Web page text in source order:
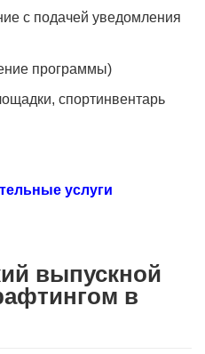
с подачей уведомления
программы)
спортинвентарь
услуги
выпускной
в